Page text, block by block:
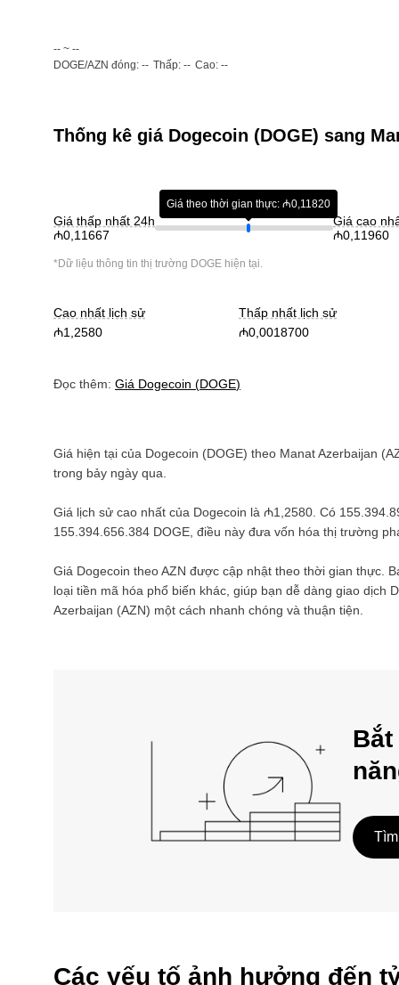
-- ~ --
DOGE/AZN đóng: -- Thấp: -- Cao: --
Thống kê giá Dogecoin (DOGE) sang
Giá thấp nhất 24h
₼0,11667
Giá theo thời gian thực: ₼0,11820
Giá cao
₼0,11960
*Dữ liệu thông tin thị trường DOGE hiện tại.
Cao nhất lịch sử
₼1,2580
Thấp nhất lịch sử
₼0,0018700
Đọc thêm: Giá Dogecoin (DOGE)
Giá hiện tại của Dogecoin (DOGE) theo Manat Azerbaijan (
trong bảy ngày qua.
Giá lịch sử cao nhất của Dogecoin là ₼1,2580 . Có
155.394.656.384 DOGE , điều này đưa vốn hóa thị trường
Giá Dogecoin theoAZN được cập nhật theo thời gian thực.
loại tiền mã hóa phổ biến khác, giúp bạn dễ dàng giao dịch
Azerbaijan (AZN) một cách nhanh chóng và thuận tiện.
Các yếu tố ảnh hưởng đến